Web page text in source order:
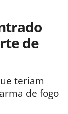
de
teriam
de fogo